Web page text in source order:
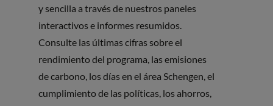
y sencilla a través de nuestros paneles
interactivos e informes resumidos.
Consulte las últimas cifras sobre el
rendimiento del programa, las emisiones
de carbono, los días en el área Schengen, el
cumplimiento de las políticas, los ahorros,